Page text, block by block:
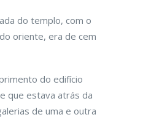
do templo, com o
oriente, era de cem
do edifício
que estava atrás da
de uma e outra